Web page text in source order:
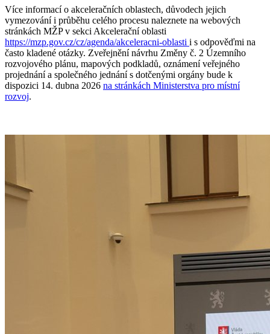
Více informací o akceleračních oblastech, důvodech jejich
vymezování i průběhu celého procesu naleznete na webových
stránkách MŽP v sekci Akcelerační oblasti
https://mzp.gov.cz/cz/agenda/akceleracni-oblasti i s odpověďmi na
často kladené otázky. Zveřejnění návrhu Změny č. 2 Územního
rozvojového plánu, mapových podkladů, oznámení veřejného
projednání a společného jednání s dotčenými orgány bude k
dispozici 14. dubna 2026 na stránkách Ministerstva pro místní
rozvoj.